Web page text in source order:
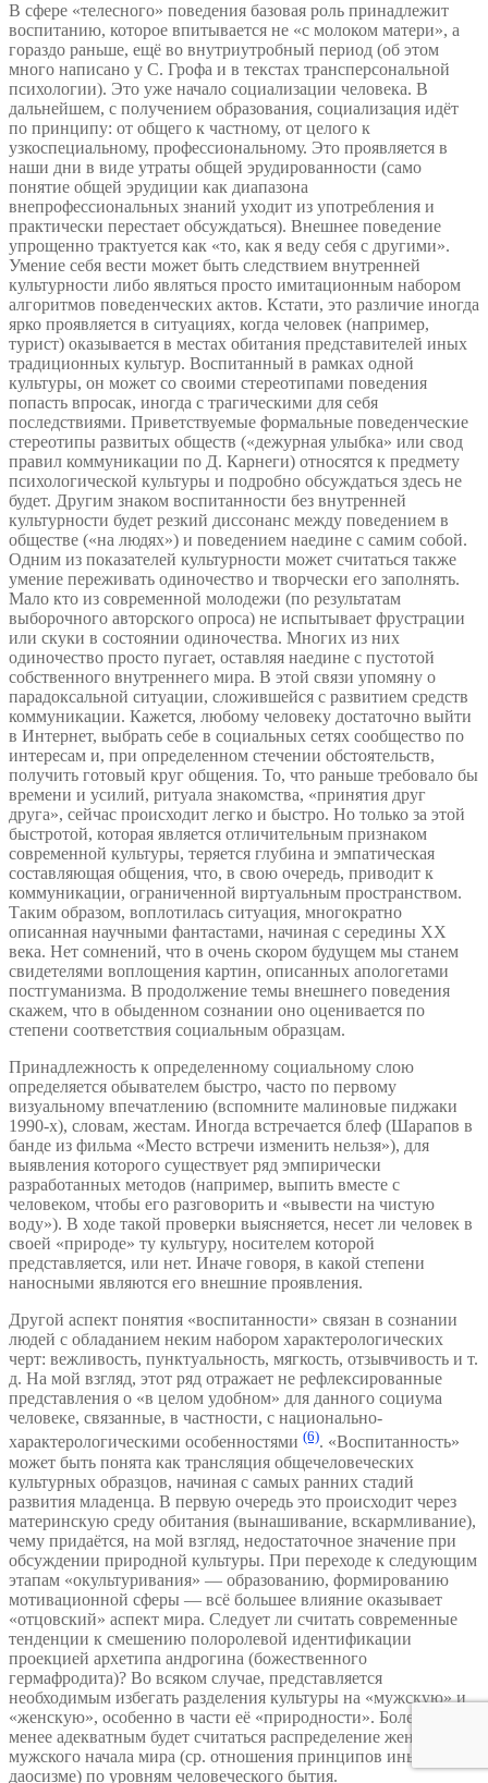
В сфере «телесного» поведения базовая роль принадлежит
воспитанию, которое впитывается не «с молоком матери», а
гораздо раньше, ещё во внутриутробный период (об этом
много написано у С. Грофа и в текстах трансперсональной
психологии). Это уже начало социализации человека. В
дальнейшем, с получением образования, социализация идёт
по принципу: от общего к частному, от целого к
узкоспециальному, профессиональному. Это проявляется в
наши дни в виде утраты общей эрудированности (само
понятие общей эрудиции как диапазона
внепрофессиональных знаний уходит из употребления и
практически перестает обсуждаться). Внешнее поведение
упрощенно трактуется как «то, как я веду себя с другими».
Умение себя вести может быть следствием внутренней
культурности либо являться просто имитационным набором
алгоритмов поведенческих актов. Кстати, это различие иногда
ярко проявляется в ситуациях, когда человек (например,
турист) оказывается в местах обитания представителей иных
традиционных культур. Воспитанный в рамках одной
культуры, он может со своими стереотипами поведения
попасть впросак, иногда с трагическими для себя
последствиями. Приветствуемые формальные поведенческие
стереотипы развитых обществ («дежурная улыбка» или свод
правил коммуникации по Д. Карнеги) относятся к предмету
психологической культуры и подробно обсуждаться здесь не
будет. Другим знаком воспитанности без внутренней
культурности будет резкий диссонанс между поведением в
обществе («на людях») и поведением наедине с самим собой.
Одним из показателей культурности может считаться также
умение переживать одиночество и творчески его заполнять.
Мало кто из современной молодежи (по результатам
выборочного авторского опроса) не испытывает фрустрации
или скуки в состоянии одиночества. Многих из них
одиночество просто пугает, оставляя наедине с пустотой
собственного внутреннего мира. В этой связи упомяну о
парадоксальной ситуации, сложившейся с развитием средств
коммуникации. Кажется, любому человеку достаточно выйти
в Интернет, выбрать себе в социальных сетях сообщество по
интересам и, при определенном стечении обстоятельств,
получить готовый круг общения. То, что раньше требовало бы
времени и усилий, ритуала знакомства, «принятия друг
друга», сейчас происходит легко и быстро. Но только за этой
быстротой, которая является отличительным признаком
современной культуры, теряется глубина и эмпатическая
составляющая общения, что, в свою очередь, приводит к
коммуникации, ограниченной виртуальным пространством.
Таким образом, воплотилась ситуация, многократно
описанная научными фантастами, начиная с середины XX
века. Нет сомнений, что в очень скором будущем мы станем
свидетелями воплощения картин, описанных апологетами
постгуманизма. В продолжение темы внешнего поведения
скажем, что в обыденном сознании оно оценивается по
степени соответствия социальным образцам.
Принадлежность к определенному социальному слою
определяется обывателем быстро, часто по первому
визуальному впечатлению (вспомните малиновые пиджаки
1990-х), словам, жестам. Иногда встречается блеф (Шарапов в
банде из фильма «Место встречи изменить нельзя»), для
выявления которого существует ряд эмпирически
разработанных методов (например, выпить вместе с
человеком, чтобы его разговорить и «вывести на чистую
воду»). В ходе такой проверки выясняется, несет ли человек в
своей «природе» ту культуру, носителем которой
представляется, или нет. Иначе говоря, в какой степени
наносными являются его внешние проявления.
Другой аспект понятия «воспитанности» связан в сознании
людей с обладанием неким набором характерологических
черт: вежливость, пунктуальность, мягкость, отзывчивость и т.
д. На мой взгляд, этот ряд отражает не рефлексированные
представления о «в целом удобном» для данного социума
человеке, связанные, в частности, с национально-
характерологическими особенностями (6). «Воспитанность»
может быть понята как трансляция общечеловеческих
культурных образцов, начиная с самых ранних стадий
развития младенца. В первую очередь это происходит через
материнскую среду обитания (вынашивание, вскармливание),
чему придаётся, на мой взгляд, недостаточное значение при
обсуждении природной культуры. При переходе к следующим
этапам «окультуривания» — образованию, формированию
мотивационной сферы — всё большее влияние оказывает
«отцовский» аспект мира. Следует ли считать современные
тенденции к смешению полоролевой идентификации
проекцией архетипа андрогина (божественного
гермафродита)? Во всяком случае, представляется
необходимым избегать разделения культуры на «мужскую» и
«женскую», особенно в части её «природности». Более или
менее адекватным будет считаться распределение женского и
мужского начала мира (ср. отношения принципов инь и ян в
даосизме) по уровням человеческого бытия.